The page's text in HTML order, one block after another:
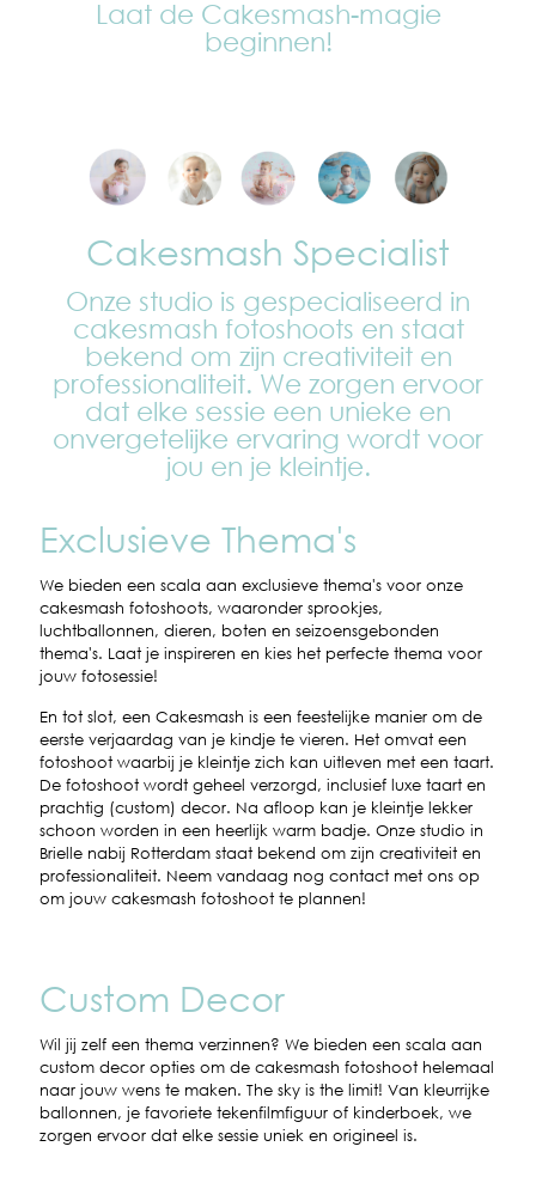
Laat de Cakesmash-magie
beginnen!
Cakesmash Specialist
Onze studio is gespecialiseerd in
cakesmash fotoshoots en staat
bekend om zijn creativiteit en
professionaliteit. We zorgen ervoor
dat elke sessie een unieke en
onvergetelijke ervaring wordt voor
jou en je kleintje.
Exclusieve Thema's
We bieden een scala aan exclusieve thema's voor onze
cakesmash fotoshoots, waaronder sprookjes,
luchtballonnen, dieren, boten en seizoensgebonden
thema's. Laat je inspireren en kies het perfecte thema voor
jouw fotosessie!
En tot slot, een Cakesmash is een feestelijke manier om de
eerste verjaardag van je kindje te vieren. Het omvat een
fotoshoot waarbij je kleintje zich kan uitleven met een taart.
De fotoshoot wordt geheel verzorgd, inclusief luxe taart en
prachtig (custom) decor. Na afloop kan je kleintje lekker
schoon worden in een heerlijk warm badje. Onze studio in
Brielle nabij Rotterdam staat bekend om zijn creativiteit en
professionaliteit. Neem vandaag nog contact met ons op
om jouw cakesmash fotoshoot te plannen!
Custom Decor
Wil jij zelf een thema verzinnen? We bieden een scala aan
custom decor opties om de cakesmash fotoshoot helemaal
naar jouw wens te maken. The sky is the limit! Van kleurrijke
ballonnen, je favoriete tekenfilmfiguur of kinderboek, we
zorgen ervoor dat elke sessie uniek en origineel is.